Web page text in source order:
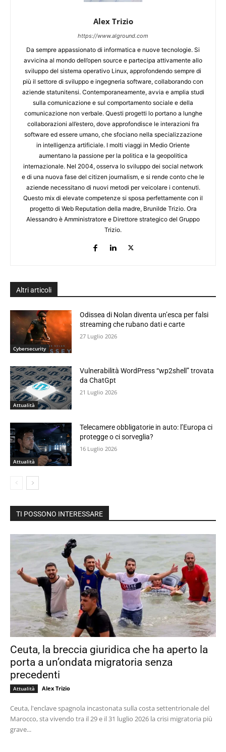
Alex Trizio
https://www.alground.com
Da sempre appassionato di informatica e nuove tecnologie. Si
avvicina al mondo dell’open source e partecipa attivamente allo
sviluppo del sistema operativo Linux, approfondendo sempre di
più il settore di sviluppo e ingegneria software, collaborando con
aziende statunitensi. Contemporaneamente, avvia e amplia studi
sulla comunicazione e sul comportamento sociale e della
comunicazione non verbale. Questi progetti lo portano a lunghe
collaborazioni all’estero, dove approfondisce le interazioni fra
software ed essere umano, che sfociano nella specializzazione
in intelligenza artificiale. I molti viaggi in Medio Oriente
aumentano la passione per la politica e la geopolitica
internazionale. Nel 2004, osserva lo sviluppo dei social network
e di una nuova fase del citizen journalism, e si rende conto che le
aziende necessitano di nuovi metodi per veicolare i contenuti.
Questo mix di elevate competenze si sposa perfettamente con il
progetto di Web Reputation della madre, Brunilde Trizio. Ora
Alessandro è Amministratore e Direttore strategico del Gruppo
Trizio.
Altri articoli
Cybersecurity
Odissea di Nolan diventa un’esca per falsi
streaming che rubano dati e carte
27 Luglio 2026
Attualità
Vulnerabilità WordPress “wp2shell” trovata
da ChatGpt
21 Luglio 2026
Attualità
Telecamere obbligatorie in auto: l’Europa ci
protegge o ci sorveglia?
16 Luglio 2026
TI POSSONO INTERESSARE
Ceuta, la breccia giuridica che ha aperto la
porta a un’ondata migratoria senza
precedenti
Attualità Alex Trizio
Ceuta, l'enclave spagnola incastonata sulla costa settentrionale del
Marocco, sta vivendo tra il 29 e il 31 luglio 2026 la crisi migratoria più
grave...